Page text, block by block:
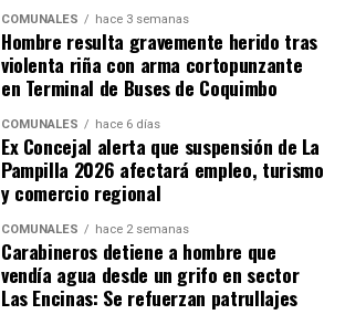
COMUNALES hace 3 semanas
Hombre resulta gravemente herido tras
violenta riña con arma cortopunzante
en Terminal de Buses de Coquimbo
COMUNALES hace 6 días
Ex Concejal alerta que suspensión de La
Pampilla 2026 afectará empleo, turismo
y comercio regional
COMUNALES hace 2 semanas
Carabineros detiene a hombre que
vendía agua desde un grifo en sector
Las Encinas: Se refuerzan patrullajes